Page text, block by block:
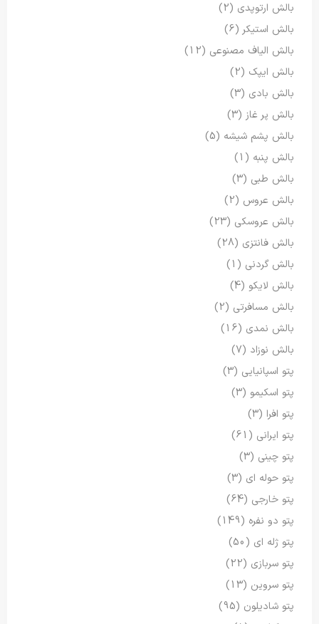
بالش ارتوپدی (2)
بالش استیکر(6)
بالش الیاف مصنوعی (12)
بالش ایپک (2)
بالش بادی (3)
بالش پر غاز (3)
بالش پشم شیشه (5)
بالش پنبه (1)
بالش طبی (3)
بالش عروس (2)
بالش عروسکی (23)
بالش فانتزی (28)
بالش گردنی (1)
بالش لایکو (4)
بالش مسافرتی (2)
بالش نمدی (16)
بالش نوزاد (7)
پتو اسپانیایی (3)
پتو اسکیمو (3)
پتو افرا (3)
پتو ایرانی (61)
پتو چینی (3)
پتو حوله ای (3)
پتو خارجی (64)
پتو دو نفره (149)
پتو ژله ای (50)
پتو سربازی (22)
پتو سروین (13)
پتو شادیلون (95)